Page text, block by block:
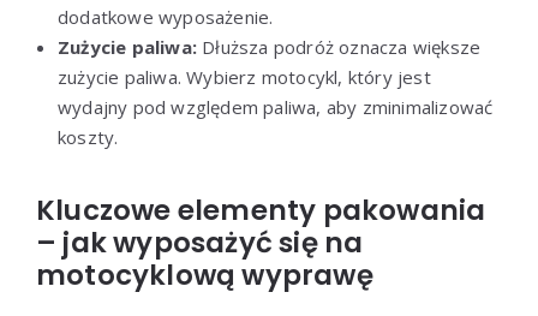
dodatkowe wyposażenie.
Zużycie paliwa: Dłuższa podróż oznacza większe
zużycie paliwa. Wybierz motocykl, który jest
wydajny pod względem paliwa, aby zminimalizować
koszty.
Kluczowe elementy pakowania
– jak wyposażyć się na
motocyklową wyprawę